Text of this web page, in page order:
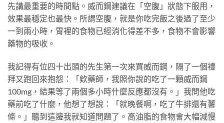
先講最重要的時間點。威而鋼建議在「空腹」狀態下服用，
效果最穩定也最快。所謂空腹，就是你吃完飯之後過了至少
一到兩小時，胃裡的食物已經消化得差不多，食物不會影響
藥物的吸收。
我記得有位四十出頭的先生第一次來買威而鋼，隔了一個禮
拜又跑回來抱怨：「欸藥師，我照你說的吃了一顆威而鋼
100mg，結果等了兩個多小時什麼反應都沒有。」我問他吃
藥前吃了什麼，他想了想說：「就晚餐啊，吃了牛排還有薯
條。」聽到這邊我就知道問題了。高油脂的食物會大幅減慢